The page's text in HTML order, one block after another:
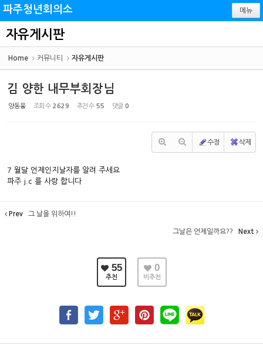
파주청년회의소 메뉴
자유게시판
Home 커뮤니티 자유게시판
김 양한 내무부회장님
양동웅 조회 수 2629 추천 수 55 댓글 0
수정 삭제
7 월달 언제인지날자를 알려 주세요
파주 j.c 를 사랑 합니다
Prev 그 날을 위하여!!
그날은 언제일까요?? Next
55
추천
0
비추천